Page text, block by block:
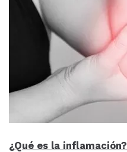
¿Qué es la inflamación?